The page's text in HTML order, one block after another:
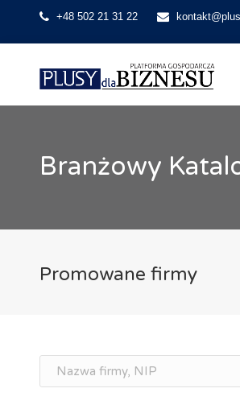
+48 502 21 31 22
Branżowy
Promowane firmy